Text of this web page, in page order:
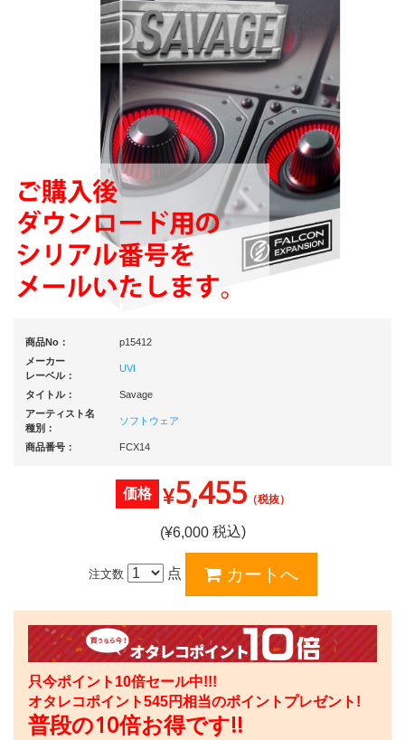
商品No：
p15412
メーカー
レーベル：
UVI
タイトル：
Savage
アーティスト名
種別：
ソフトウェア
商品番号： FCX14
価格 ¥5,455（税抜）
(¥6,000税込)
注文数 点
只今ポイント10倍セール中!!!
オタレコポイント545円相当のポイントプレゼント!
普段の10倍お得です!!